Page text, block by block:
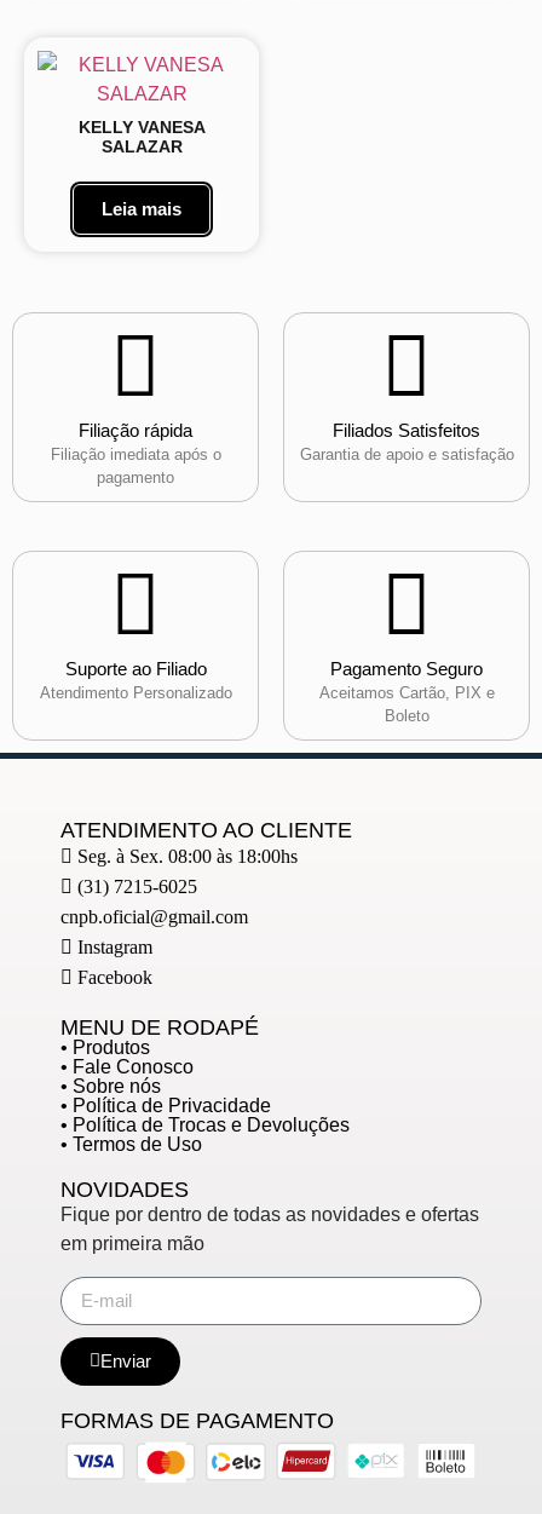
KELLY VANESA
SALAZAR
Leia mais
Filiação rápida
Filiação imediata após o
pagamento
Filiados Satisfeitos
Garantia de apoio e satisfação
Suporte ao Filiado
Atendimento Personalizado
Pagamento Seguro
Aceitamos Cartão, PIX e
Boleto
ATENDIMENTO AO CLIENTE
Seg. à Sex. 08:00 às 18:00hs
(31) 7215-6025
cnpb.oficial@gmail.com
Instagram
Facebook
MENU DE RODAPÉ
• Produtos
• Fale Conosco
• Sobre nós
• Política de Privacidade
• Política de Trocas e Devoluções
• Termos de Uso
NOVIDADES
Fique por dentro de todas as novidades e ofertas
em primeira mão
Enviar
FORMAS DE PAGAMENTO